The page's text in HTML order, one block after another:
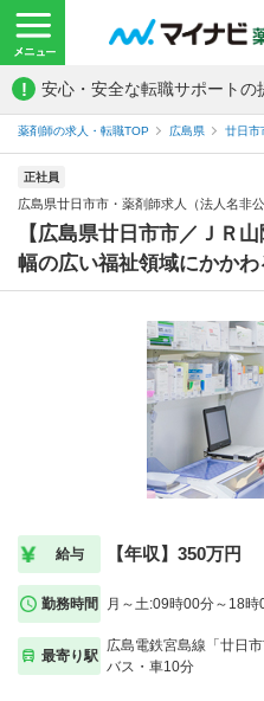
! 安心・安全な転職サポートの
薬剤師の求人・転職TOP 広島県 廿日市
正社員
広島県廿日市市・薬剤師求人（法人名非公
【広島県廿日市市／ＪＲ
幅の広い福祉領域にかかわ
給与 【年収】350万円
勤務時間 月～土:09時00分～18時
最寄り駅
広島電鉄宮島線「廿日市
バス・車10分